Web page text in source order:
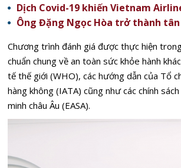
Dịch Covid-19 khiến Vietnam
Ông Đặng Ngọc Hòa trở thành
Chương trình đánh giá được thực hiện
chuẩn chung về an toàn sức khỏe hành
tế thế giới (WHO), các hướng dẫn của Tổ
hàng không (IATA) cũng như các chính
minh châu Âu (EASA).